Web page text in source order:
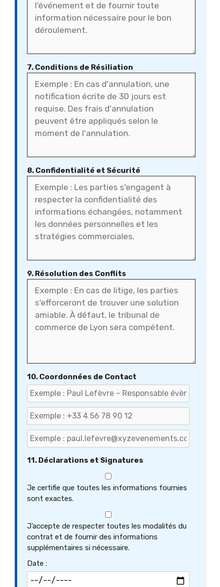
7. Conditions de Résiliation
8. Confidentialité et Sécurité
9. Résolution des Conflits
10. Coordonnées de Contact
11. Déclarations et Signatures
Je certifie que toutes les informations fournies
sont exactes.
J’accepte de respecter toutes les modalités du
contrat et de fournir des informations
supplémentaires si nécessaire.
Date :